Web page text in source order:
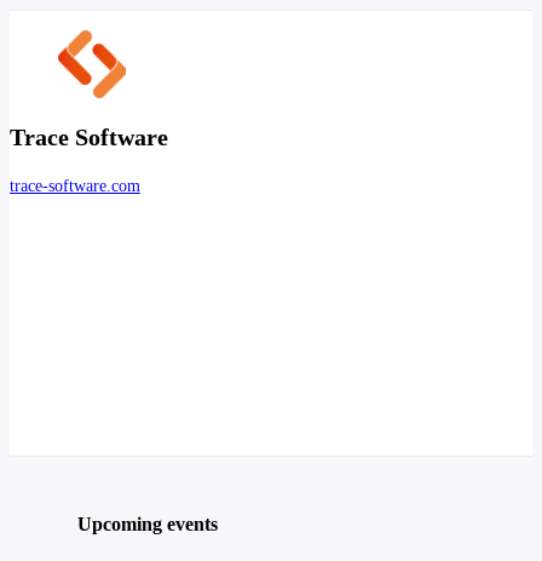
Trace Software
trace-software.com
Upcoming events